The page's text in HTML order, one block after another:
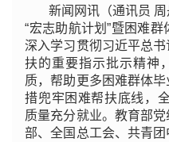
新闻网讯（通讯员
“宏志助航计划”暨困难群
深入学习贯彻习近平总
扶的重要指示批示精神
质，帮助更多困难群体
措兜牢困难帮扶底线，
质量充分就业。教育部
部、全国总工会、共青